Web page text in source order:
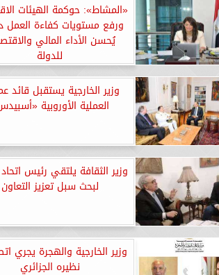
«المشاط»: حوكمة الهيئات
ورفع مستويات كفاءة العمل
يُحسن الأداء المالي
للدولة
وزير الخارجية يستقبل قائد
العملية الأوروبية
وزير الثقافة يلتقي رئيس
لبحث سبل تعزيز التعاون
وزير الخارجية والهجرة يجري
نظيره الجزائري